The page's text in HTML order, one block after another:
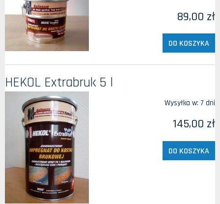
89,00 zł
DO KOSZYKA
HEKOL Extrabruk 5 l
Wysyłka w: 7 dni
145,00 zł
DO KOSZYKA